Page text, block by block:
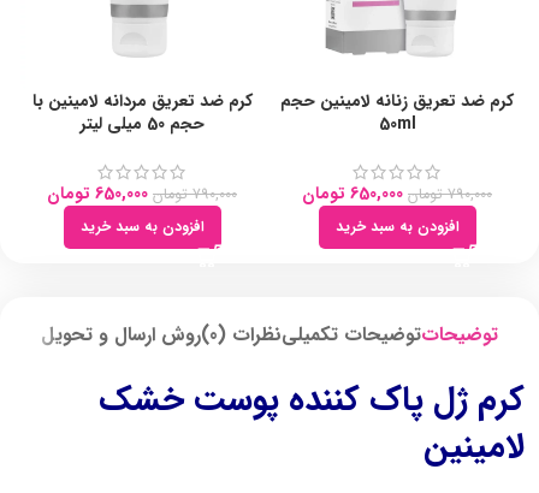
کرم ضد تعریق زنانه لامینین حجم
50ml
790,000 تومان 650,000 تومان
افزودن به سبد خرید
کرم ضد تعریق مردانه لامینین با
حجم 50 میلی لیتر
790,000 تومان 650,000 تومان
افزودن به سبد خرید
توضیحاتتوضیحات تکمیلینظرات (0) روش ارسال و تحویل
کرم ژل پاک کننده پوست خشک
لامینین